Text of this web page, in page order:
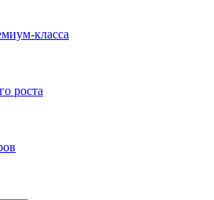
класса
роста